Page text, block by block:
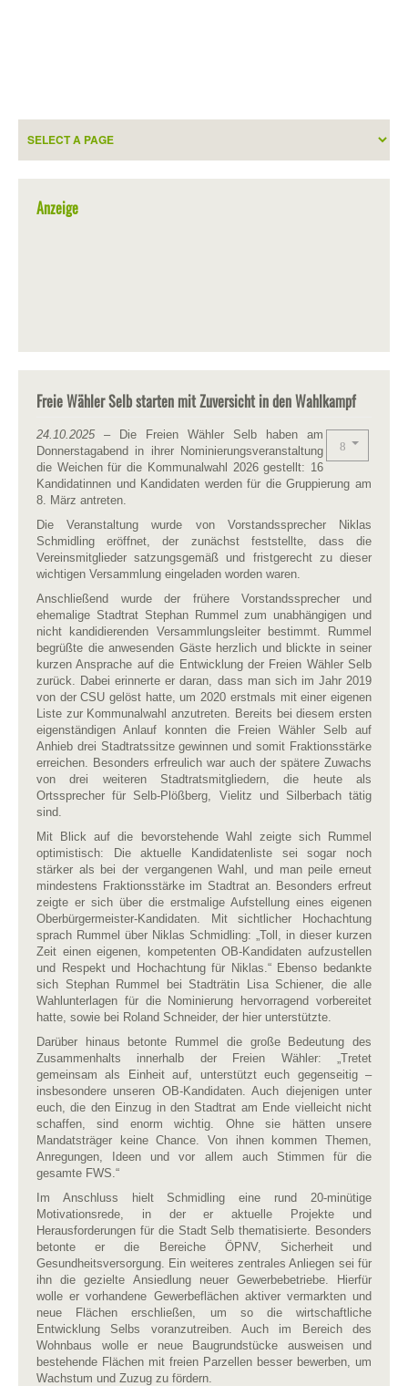
Anzeige
Freie Wähler Selb starten mit Zuversicht in den Wahlkampf
24.10.2025 – Die Freien Wähler Selb haben am
Donnerstagabend in ihrer Nominierungsveranstaltung
die Weichen für die Kommunalwahl 2026 gestellt: 16
Kandidatinnen und Kandidaten werden für die Gruppierung am
8. März antreten.
Die Veranstaltung wurde von Vorstandssprecher Niklas
Schmidling eröffnet, der zunächst feststellte, dass die
Vereinsmitglieder satzungsgemäß und fristgerecht zu dieser
wichtigen Versammlung eingeladen worden waren.
Anschließend wurde der frühere Vorstandssprecher und
ehemalige Stadtrat Stephan Rummel zum unabhängigen und
nicht kandidierenden Versammlungsleiter bestimmt. Rummel
begrüßte die anwesenden Gäste herzlich und blickte in seiner
kurzen Ansprache auf die Entwicklung der Freien Wähler Selb
zurück. Dabei erinnerte er daran, dass man sich im Jahr 2019
von der CSU gelöst hatte, um 2020 erstmals mit einer eigenen
Liste zur Kommunalwahl anzutreten. Bereits bei diesem ersten
eigenständigen Anlauf konnten die Freien Wähler Selb auf
Anhieb drei Stadtratssitze gewinnen und somit Fraktionsstärke
erreichen. Besonders erfreulich war auch der spätere Zuwachs
von drei weiteren Stadtratsmitgliedern, die heute als
Ortssprecher für Selb-Plößberg, Vielitz und Silberbach tätig
sind.
Mit Blick auf die bevorstehende Wahl zeigte sich Rummel
optimistisch: Die aktuelle Kandidatenliste sei sogar noch
stärker als bei der vergangenen Wahl, und man peile erneut
mindestens Fraktionsstärke im Stadtrat an. Besonders erfreut
zeigte er sich über die erstmalige Aufstellung eines eigenen
Oberbürgermeister-Kandidaten. Mit sichtlicher Hochachtung
sprach Rummel über Niklas Schmidling: „Toll, in dieser kurzen
Zeit einen eigenen, kompetenten OB-Kandidaten aufzustellen
und Respekt und Hochachtung für Niklas.“ Ebenso bedankte
sich Stephan Rummel bei Stadträtin Lisa Schiener, die alle
Wahlunterlagen für die Nominierung hervorragend vorbereitet
hatte, sowie bei Roland Schneider, der hier unterstützte.
Darüber hinaus betonte Rummel die große Bedeutung des
Zusammenhalts innerhalb der Freien Wähler: „Tretet
gemeinsam als Einheit auf, unterstützt euch gegenseitig –
insbesondere unseren OB-Kandidaten. Auch diejenigen unter
euch, die den Einzug in den Stadtrat am Ende vielleicht nicht
schaffen, sind enorm wichtig. Ohne sie hätten unsere
Mandatsträger keine Chance. Von ihnen kommen Themen,
Anregungen, Ideen und vor allem auch Stimmen für die
gesamte FWS.“
Im Anschluss hielt Schmidling eine rund 20-minütige
Motivationsrede, in der er aktuelle Projekte und
Herausforderungen für die Stadt Selb thematisierte. Besonders
betonte er die Bereiche ÖPNV, Sicherheit und
Gesundheitsversorgung. Ein weiteres zentrales Anliegen sei für
ihn die gezielte Ansiedlung neuer Gewerbebetriebe. Hierfür
wolle er vorhandene Gewerbeflächen aktiver vermarkten und
neue Flächen erschließen, um so die wirtschaftliche
Entwicklung Selbs voranzutreiben. Auch im Bereich des
Wohnbaus wolle er neue Baugrundstücke ausweisen und
bestehende Flächen mit freien Parzellen besser bewerben, um
Wachstum und Zuzug zu fördern.